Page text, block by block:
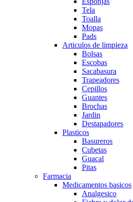
Tela
Toalla
Mopas
Pads
Articulos de limpieza
Bolsas
Escobas
Sacabasura
Trapeadores
Cepillos
Guantes
Brochas
Jardin
Destapadores
Plasticos
Basureros
Cubetas
Guacal
Pitas
Farmacia
Medicamentos basicos
Analgesico